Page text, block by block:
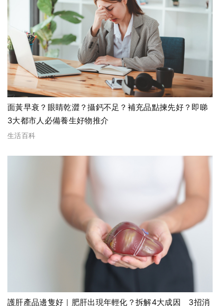
面黃早衰？眼睛乾澀？攝鈣不足？補充品點揀先好？即睇
3大都市人必備養生好物推介
生活百科
護肝產品邊隻好｜肥肝出現年輕化？拆解4大成因 3招消